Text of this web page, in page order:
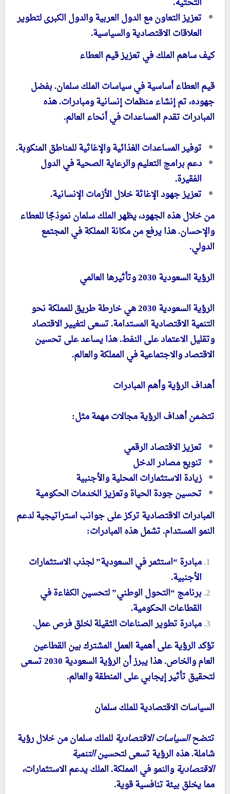
تعزيز التعاون مع الدول العربية والدول الكبرى لتطوير
العلاقات الاقتصادية والسياسية.
كيف ساهم الملك في تعزيز قيم العطاء
قيم العطاء أساسية في سياسات الملك سلمان. بفضل
جهوده، تم إنشاء منظمات إنسانية ومبادرات. هذه
المبادرات تقدم المساعدات في أنحاء العالم.
توفير المساعدات الغذائية والإغاثية للمناطق المنكوبة.
دعم برامج التعليم والرعاية الصحية في الدول
الفقيرة.
تعزيز جهود الإغاثة خلال الأزمات الإنسانية.
من خلال هذه الجهود، يظهر الملك سلمان نموذجًا للعطاء
والإحسان. هذا يرفع من مكانة المملكة في المجتمع
الدولي.
الرؤية السعودية 2030 وتأثيرها العالمي
الرؤية السعودية 2030 هي خارطة طريق للمملكة نحو
التنمية الاقتصادية المستدامة. تسعى لتغيير الاقتصاد
وتقليل الاعتماد على النفط. هذا يساعد على تحسين
الاقتصاد والاجتماعية في المملكة والعالم.
أهداف الرؤية وأهم المبادرات
تتضمن أهداف الرؤية مجالات مهمة مثل:
تعزيز الاقتصاد الرقمي
تنويع مصادر الدخل
زيادة الاستثمارات المحلية والأجنبية
تحسين جودة الحياة وتعزيز الخدمات الحكومية
المبادرات الاقتصادية تركز على جوانب استراتيجية لدعم
النمو المستدام. تشمل هذه المبادرات:
مبادرة “استثمر في السعودية” لجذب الاستثمارات
الأجنبية.
برنامج “التحول الوطني” لتحسين الكفاءة في
القطاعات الحكومية.
مبادرة تطوير الصناعات الثقيلة لخلق فرص عمل.
تؤكد الرؤية على أهمية العمل المشترك بين القطاعين
العام والخاص. هذا يبرز أن الرؤية السعودية 2030 تسعى
لتحقيق تأثير إيجابي على المنطقة والعالم.
السياسات الاقتصادية للملك سلمان
تتضحالسياسات الاقتصاديةللملك سلمان من خلال رؤية
شاملة. هذه الرؤية تسعى لتحسينالتنمية
الاقتصاديةوالنمو في المملكة. الملك يدعم الاستثمارات،
مما يخلق بيئة تنافسية قوية.